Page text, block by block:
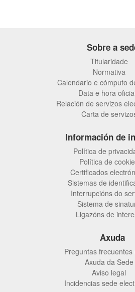
Sobre a
Titularidade
Normativa
Calendario e cómputo
Data e hora
Relación de servizos
Carta de
Información de
Política de
Política de
Certificados
Sistemas de
Interrupcións do
Sistema de
Ligazóns de
Axuda
Preguntas frecuentes
Axuda da Sede
Aviso legal
Incidencias sede